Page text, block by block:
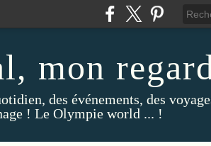
mon
des événements, des
! Le Olympie world ... !